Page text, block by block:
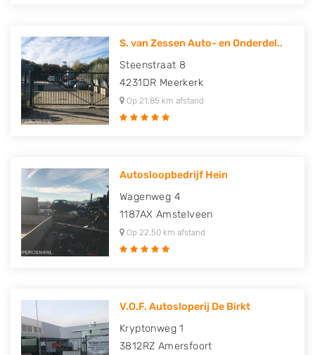
S. van Zessen Auto- en Onderdel..
Steenstraat 8
4231DR Meerkerk
Op 21,85 km afstand
Autosloopbedrijf Hein
Wagenweg 4
1187AX Amstelveen
Op 22,50 km afstand
V.O.F. Autosloperij De Birkt
Kryptonweg 1
3812RZ Amersfoort